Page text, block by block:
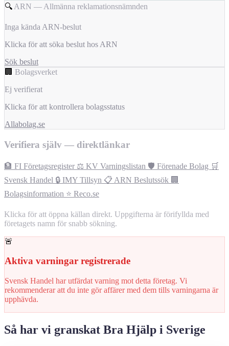
🔍 ARN — Allmänna reklamationsnämnden
Inga kända ARN-beslut
Klicka för att söka beslut hos ARN
Sök beslut
🏢 Bolagsverket
Ej verifierat
Klicka för att kontrollera bolagsstatus
Allabolag.se
Verifiera själv — direktlänkar
🏦 FI Företagsregister ⚖️ KV Varningslistan 🛡️ Förenade Bolag 🛒
Svensk Handel 🔒 IMY Tillsyn 📋 ARN Beslutssök 🏢
Bolagsinformation ⭐ Reco.se
Klicka för att öppna källan direkt. Uppgifterna är förifyllda med
företagets namn för snabb sökning.
🚨
Aktiva varningar registrerade
Svensk Handel har utfärdat varning mot detta företag. Vi
rekommenderar att du inte gör affärer med dem tills varningarna är
upphävda.
Så har vi granskat Bra Hjälp i Sverige